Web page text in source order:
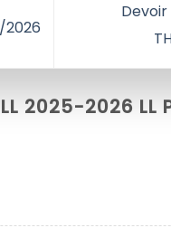
2026
Devoir
2025-2026 LL